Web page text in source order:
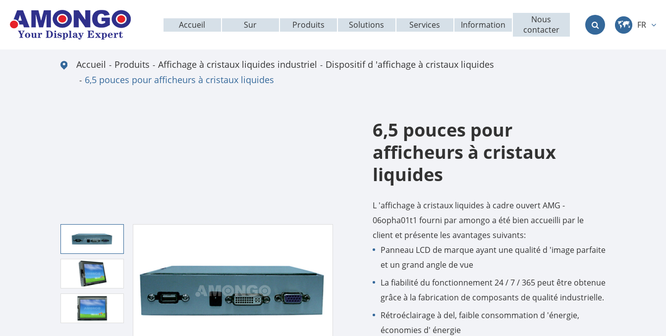
Accueil Sur Produits Solutions Services Information
Nous
contacter
FR
日本語
tiếng việt
Accueil Produits Affichage à cristaux liquides industriel
Dispositif d 'affichage à cristaux liquides
6,5 pouces pour afficheurs à cristaux liquides
6,5 pouces pour
afficheurs à cristaux
liquides
L 'affichage à cristaux liquides à cadre ouvert AMG -
06opha01t1 fourni par amongo a été bien accueilli par le
client et présente les avantages suivants:
Panneau LCD de marque ayant une qualité d 'image parfaite
et un grand angle de vue
La fiabilité du fonctionnement 24 / 7 / 365 peut être obtenue
grâce à la fabrication de composants de qualité industrielle.
Rétroéclairage à del, faible consommation d 'énergie,
économies d' énergie